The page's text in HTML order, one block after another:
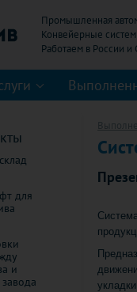
Промышленная
Конвейерные
для
и